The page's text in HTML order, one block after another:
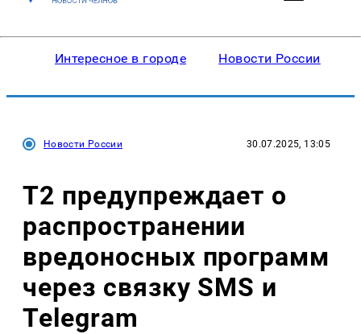
Интересное в городе Новости России
Новости России 30.07.2025, 13:05
T2 предупреждает о
распространении
вредоносных программ
через связку SMS и
Telegram